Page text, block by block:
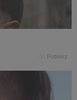
Pobierz